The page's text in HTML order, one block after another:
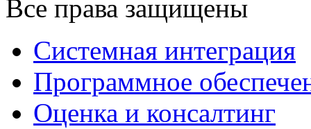
Все права защищены
Системная интеграция
Программное
Оценка и консалтинг